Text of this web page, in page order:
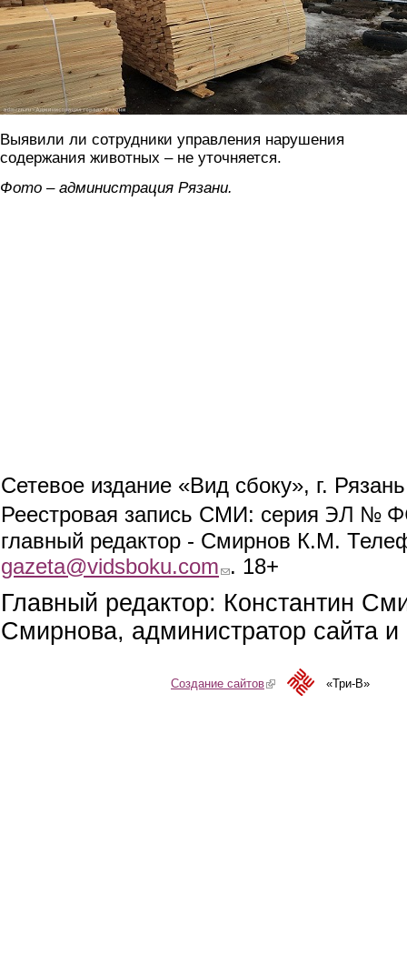
Выявили ли сотрудники управления нарушения
содержания животных – не уточняется.
Фото – администрация Рязани.
Сетевое издание «Вид сбоку», г.
Реестровая запись СМИ: серия ЭЛ №
главный редактор - Смирнов К.М.
gazeta@vidsboku.com (link sends e-mail)
. 18+
Главный редактор: Константин
Смирнова, администратор сайта
Создание сайтов(link is external)«Три-В»